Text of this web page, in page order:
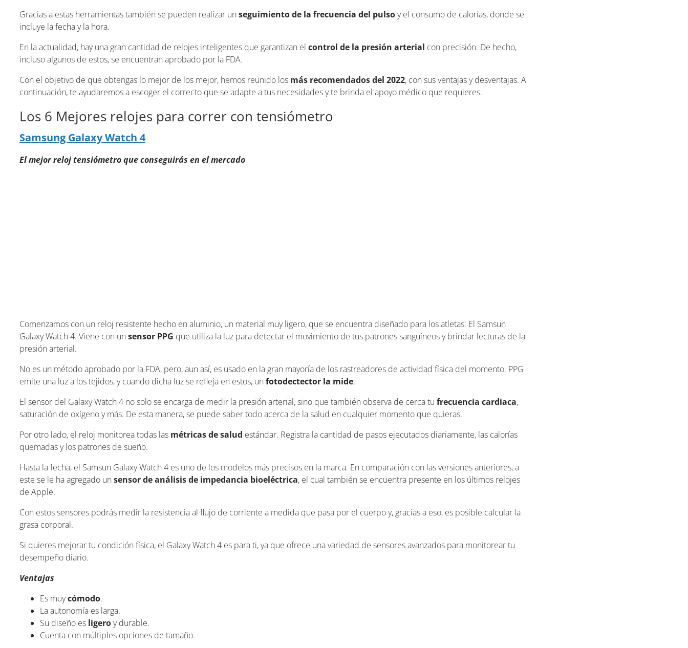
Gracias a estas herramientas también se pueden realizar unseguimiento de la frecuencia del pulsoy el consumo de calorías, donde se
incluye la fecha y la hora.
En la actualidad, hay una gran cantidad de relojes inteligentes que garantizan el control de la presión arterial con precisión. De hecho,
incluso algunos de estos, se encuentran aprobado por la FDA.
Con el objetivo de que obtengas lo mejor de los mejor, hemos reunido los más recomendados del 2022, con sus ventajas y desventajas. A
continuación, te ayudaremos a escoger el correcto que se adapte a tus necesidades y te brinda el apoyo médico que requieres.
Los 6 Mejores relojes para correr con tensiómetro
Samsung Galaxy Watch 4
El mejor reloj tensiómetro que conseguirás en el mercado
Comenzamos con un reloj resistente hecho en aluminio, un material muy ligero, que se encuentra diseñado para los atletas: El Samsun
Galaxy Watch 4. Viene con unsensor PPG que utiliza la luz para detectar el movimiento de tus patrones sanguíneos y brindar lecturas de la
presión arterial.
No es un método aprobado por la FDA, pero, aun así, es usado en la gran mayoría de los rastreadores de actividad física del momento. PPG
emite una luz a los tejidos, y cuando dicha luz se refleja en estos, unfotodectector la mide.
El sensor del Galaxy Watch 4 no solo se encarga de medir la presión arterial, sino que también observa de cerca tu frecuencia cardiaca,
saturación de oxígeno y más. De esta manera, se puede saber todo acerca de la salud en cualquier momento que quieras.
Por otro lado, el reloj monitorea todas las métricas de salud estándar. Registra la cantidad de pasos ejecutados diariamente, las calorías
quemadas y los patrones de sueño.
Hasta la fecha, el Samsun Galaxy Watch 4 es uno de los modelos más precisos en la marca. En comparación con las versiones anteriores, a
este se le ha agregado unsensor de análisis de impedancia bioeléctrica, el cual también se encuentra presente en los últimos relojes
de Apple.
Con estos sensores podrás medir la resistencia al flujo de corriente a medida que pasa por el cuerpo y, gracias a eso, es posible calcular la
grasa corporal.
Si quieres mejorar tu condición física, el Galaxy Watch 4 es para ti, ya que ofrece una variedad de sensores avanzados para monitorear tu
desempeño diario.
Ventajas
Es muycómodo.
La autonomía es larga.
Su diseño es ligeroy durable.
Cuenta con múltiples opciones de tamaño.